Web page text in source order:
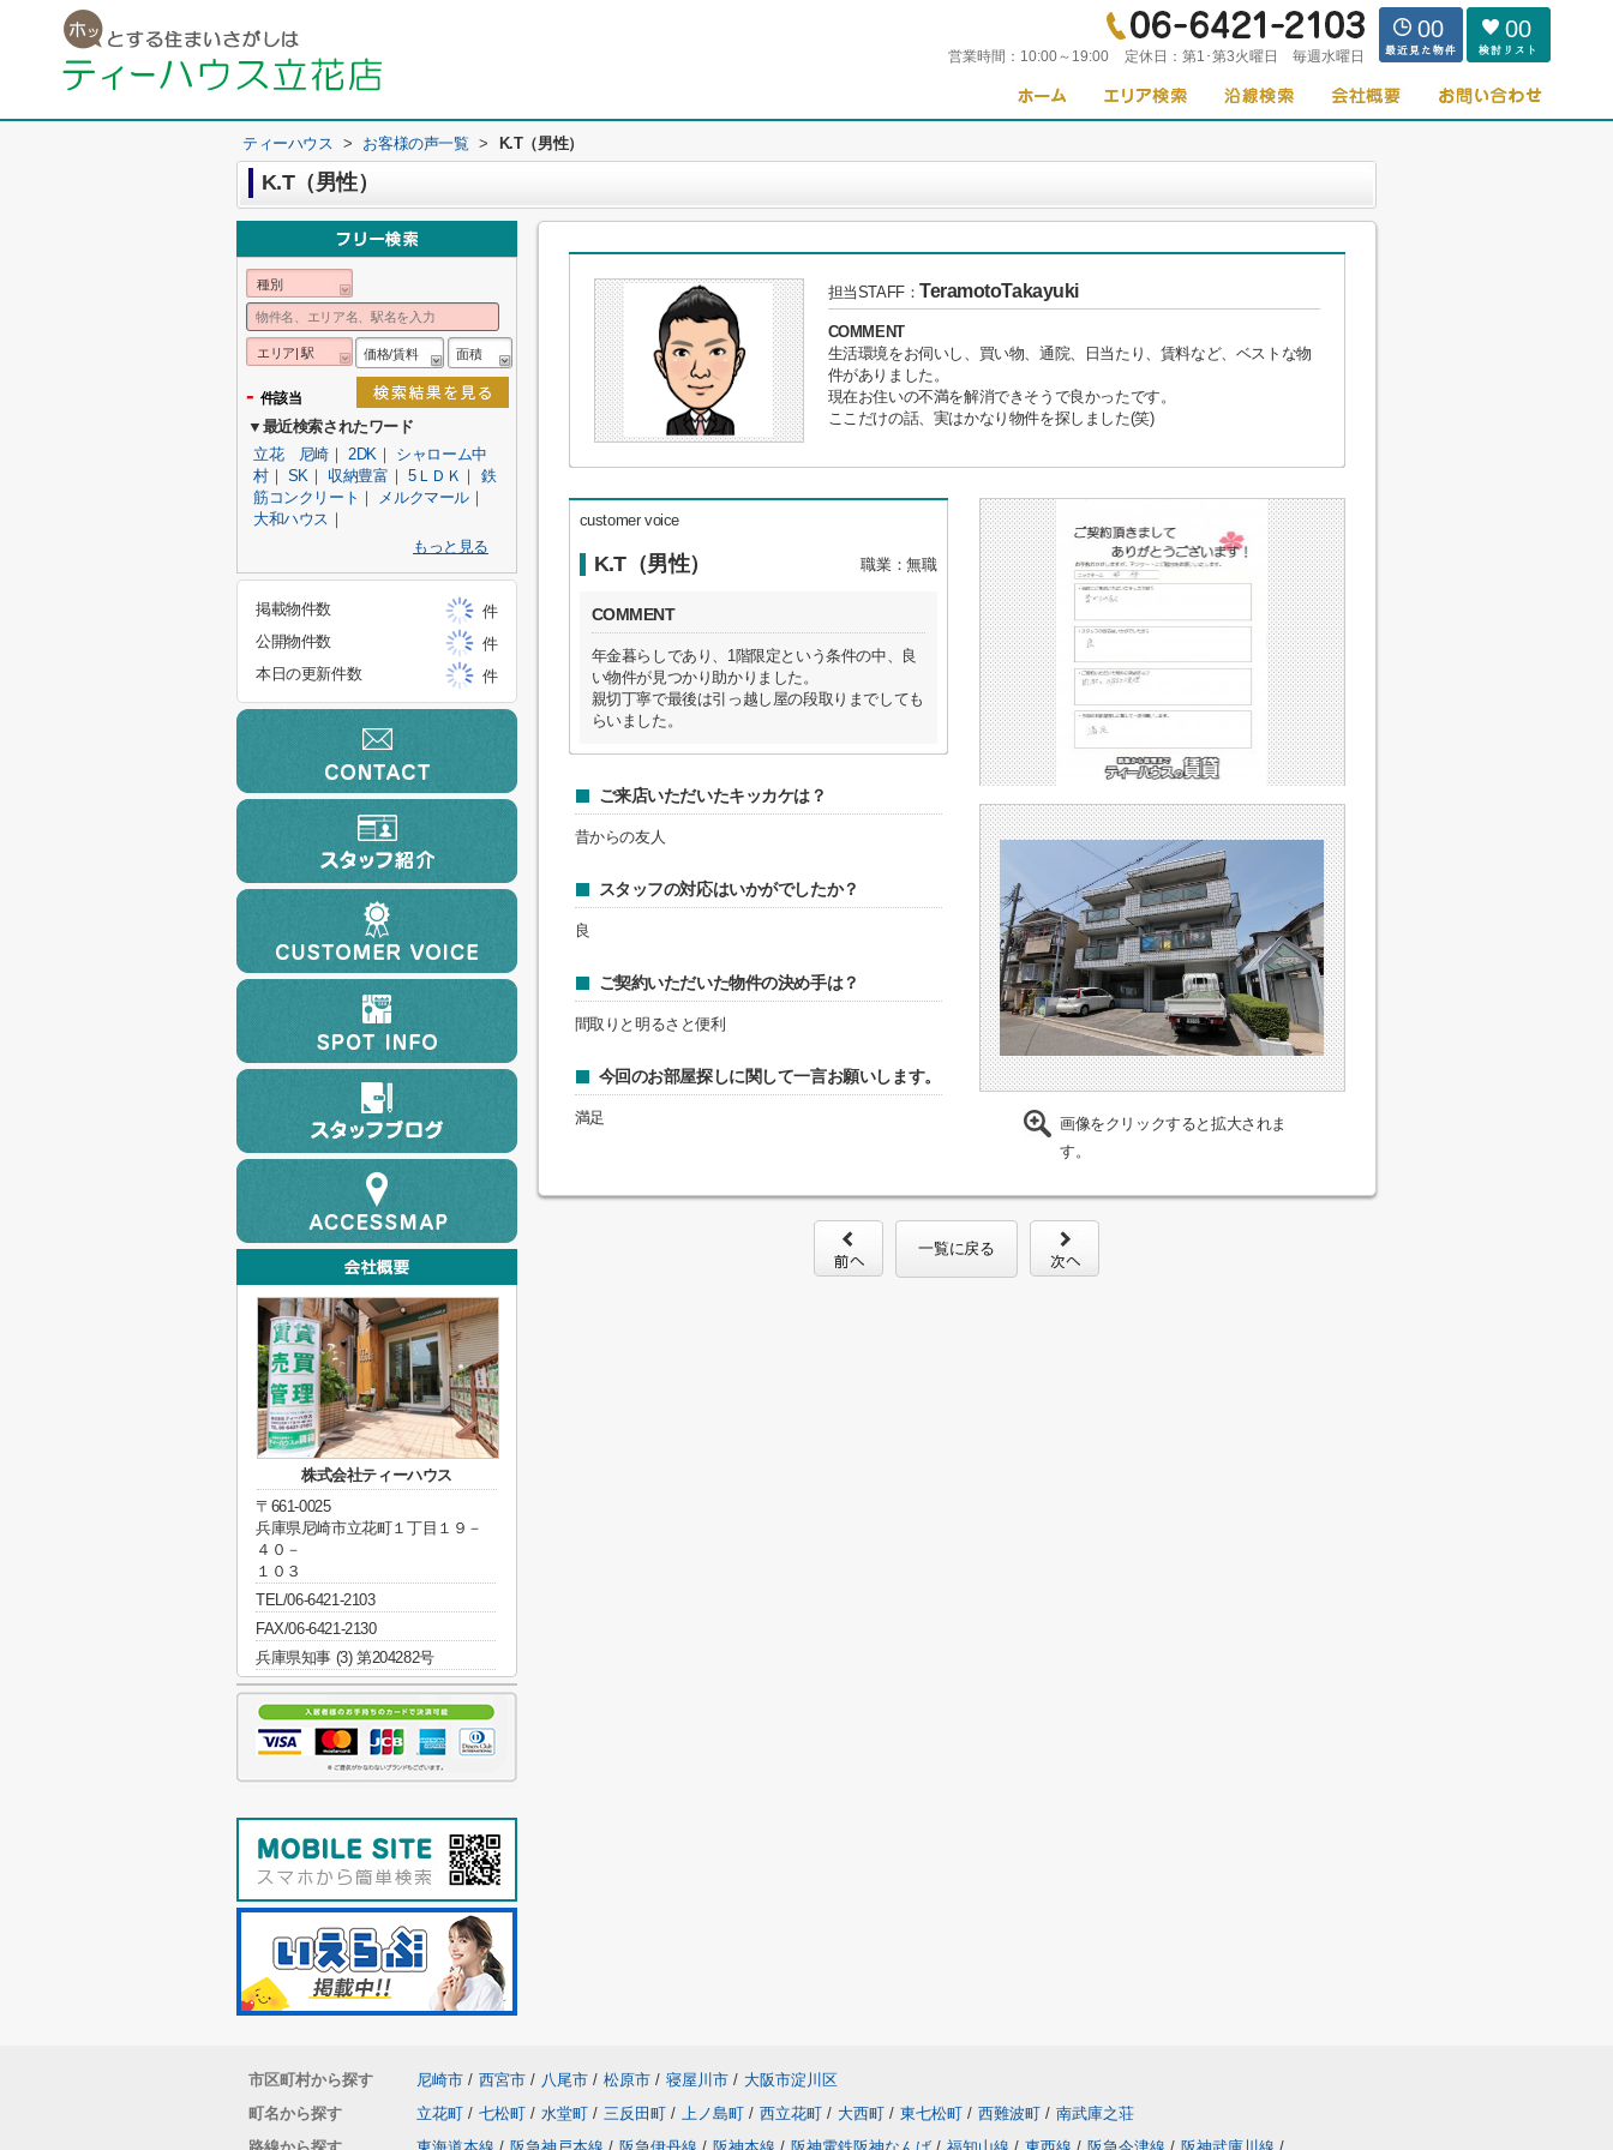
営業時間： 10:00～19:00 定休日： 第1･第3火曜日 毎週水曜日
00 00
ティーハウス > お客様の声一覧 > K.T（男性）
K.T（男性）
担当STAFF： TeramotoTakayuki
COMMENT
生活環境をお伺いし、買い物、通院、日当たり、賃料など、ベストな物
件がありました。
現在お住いの不満を解消できそうで良かったです。
ここだけの話、実はかなり物件を探しました(笑)
customer voice
K.T（男性） 職業：無職
COMMENT
年金暮らしであり、1階限定という条件の中、良
い物件が見つかり助かりました。
親切丁寧で最後は引っ越し屋の段取りまでしても
らいました。
ご来店いただいたキッカケは？
昔からの友人
スタッフの対応はいかがでしたか？
良
ご契約いただいた物件の決め手は？
間取りと明るさと便利
今回のお部屋探しに関して一言お願いします。
満足
画像をクリックすると拡大されま
す。
一覧に戻る
種別
エリア| 駅 価格/賃料 面積
- 件該当
▼最近検索されたワード
立花 尼崎 ｜2DK ｜ シャローム中
村｜ SK ｜ 収納豊富 ｜ 5ＬＤＫ ｜ 鉄
筋コンクリート ｜ メルクマール ｜
大和ハウス ｜
もっと見る
掲載物件数
件
公開物件数
件
本日の更新件数
件
株式会社ティーハウス
〒661-0025
兵庫県尼崎市立花町１丁目１９－
４０－
１０３
TEL/06-6421-2103
FAX/06-6421-2130
兵庫県知事 (3) 第204282号
市区町村から探す 尼崎市 / 西宮市 / 八尾市 / 松原市 / 寝屋川市 / 大阪市淀川区
町名から探す
立花町 / 七松町 / 水堂町 / 三反田町 / 上ノ島町 / 西立花町 / 大西町 / 東七松町 / 西難波町 / 南武庫之荘